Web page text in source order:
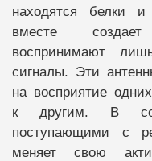
находятся белки
вместе
воспринимают
сигналы. Эти
на восприятие
к другим. В
поступающими с
меняет свою